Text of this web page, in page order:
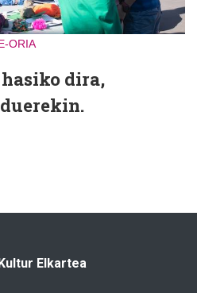
ORIA
dira,
Elkartea